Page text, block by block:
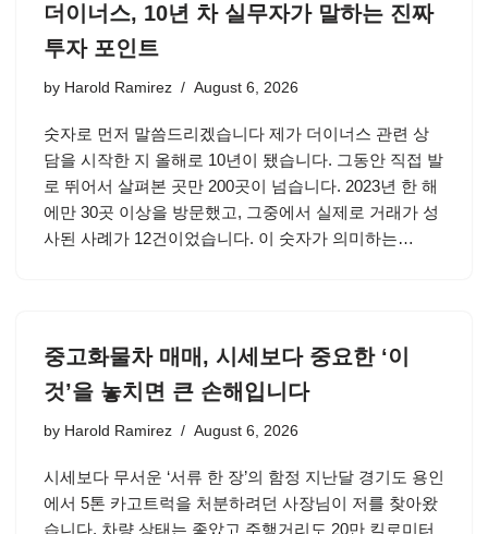
더이너스, 10년 차 실무자가 말하는 진짜
투자 포인트
by Harold Ramirez August 6, 2026
숫자로 먼저 말씀드리겠습니다 제가 더이너스 관련 상
담을 시작한 지 올해로 10년이 됐습니다. 그동안 직접 발
로 뛰어서 살펴본 곳만 200곳이 넘습니다. 2023년 한 해
에만 30곳 이상을 방문했고, 그중에서 실제로 거래가 성
사된 사례가 12건이었습니다. 이 숫자가 의미하는…
중고화물차 매매, 시세보다 중요한 ‘이
것’을 놓치면 큰 손해입니다
by Harold Ramirez August 6, 2026
시세보다 무서운 ‘서류 한 장’의 함정 지난달 경기도 용인
에서 5톤 카고트럭을 처분하려던 사장님이 저를 찾아왔
습니다. 차량 상태는 좋았고 주행거리도 20만 킬로미터